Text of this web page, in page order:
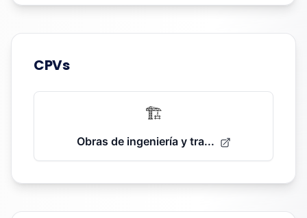
CPVs
🏗️
Obras de ingeniería y tra...